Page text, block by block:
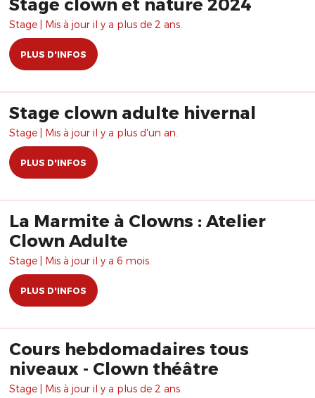
Stage | Mis à jour il y a plus de 2 ans.
PLUS D'INFOS
Stage clown adulte hivernal
Stage | Mis à jour il y a plus d'un an.
PLUS D'INFOS
La Marmite à Clowns : Atelier
Clown Adulte
Stage | Mis à jour il y a 6 mois.
PLUS D'INFOS
Cours hebdomadaires tous
niveaux - Clown théâtre
Stage | Mis à jour il y a plus de 2 ans.